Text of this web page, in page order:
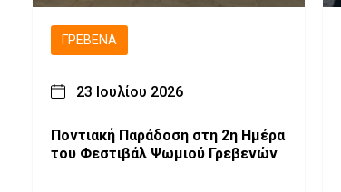
ΓΡΕΒΕΝΆ
23 Ιουλίου 2026
Ποντιακή Παράδοση στη 2η Ημέρα
του Φεστιβάλ Ψωμιού Γρεβενών